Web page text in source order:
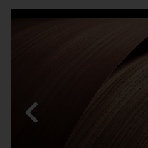
chevron_left